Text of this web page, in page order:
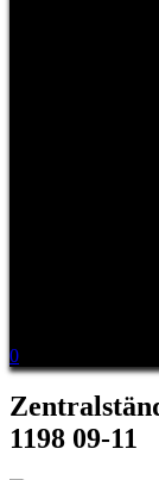
0
1198 09-11